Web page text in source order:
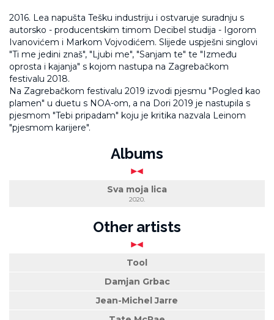
2016. Lea napušta Tešku industriju i ostvaruje suradnju s
autorsko - producentskim timom Decibel studija - Igorom
Ivanovićem i Markom Vojvodićem. Slijede uspješni singlovi
"Ti me jedini znaš", "Ljubi me", "Sanjam te" te "Između
oprosta i kajanja" s kojom nastupa na Zagrebačkom
festivalu 2018.
Na Zagrebačkom festivalu 2019 izvodi pjesmu "Pogled kao
plamen" u duetu s NOA-om, a na Dori 2019 je nastupila s
pjesmom "Tebi pripadam" koju je kritika nazvala Leinom
"pjesmom karijere".
Albums
Sva moja lica
2020.
Other artists
Tool
Damjan Grbac
Jean-Michel Jarre